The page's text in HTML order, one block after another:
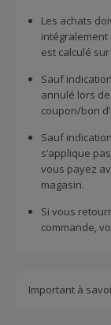
Les achats
intégralement
est calculé
Sauf
annulé lors
coupon/bon
Sauf
s’applique
vous payez
magasin.
Si vous
commande,
Important à